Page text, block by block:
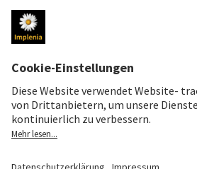
Speak Up Line
AKTIENKURS
SWX: Implenia AG
62,30 CHF
0,00 CHF (0,00%)